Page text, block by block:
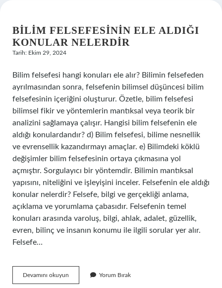
BILIM FELSEFESININ ELE ALDIĞI
KONULAR NELERDIR
Tarih: Ekim 29, 2024
Bilim felsefesi hangi konuları ele alır? Bilimin felsefeden
ayrılmasından sonra, felsefenin bilimsel düşüncesi bilim
felsefesinin içeriğini oluşturur. Özetle, bilim felsefesi
bilimsel fikir ve yöntemlerin mantıksal veya teorik bir
analizini sağlamaya çalışır. Hangisi bilim felsefenin ele
aldığı konulardandır? d) Bilim felsefesi, bilime nesnellik
ve evrensellik kazandırmayı amaçlar. e) Bilimdeki köklü
değişimler bilim felsefesinin ortaya çıkmasına yol
açmıştır. Sorgulayıcı bir yöntemdir. Bilimin mantıksal
yapısını, niteliğini ve işleyişini inceler. Felsefenin ele aldığı
konular nelerdir? Felsefe, bilgi ve gerçekliği anlama,
açıklama ve yorumlama çabasıdır. Felsefenin temel
konuları arasında varoluş, bilgi, ahlak, adalet, güzellik,
evren, bilinç ve insanın konumu ile ilgili sorular yer alır.
Felsefe…
Devamını okuyun
Felsefesinin
Yorum Bırak